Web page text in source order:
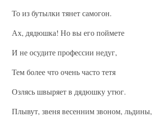
То из бутылки тянет самогон.
Ах, дядюшка! Но вы его поймете
И не осудите профессии недуг,
Тем более что очень часто тетя
Озлясь швыряет в дядюшку утюг.
Плывут, звеня весенним звоном, льдины,